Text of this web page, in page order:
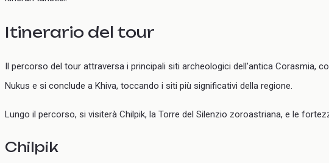
Itinerario del tour
Il percorso del tour attraversa i principali siti archeologici dell'antica Corasmia,
Nukus e si conclude a Khiva, toccando i siti più significativi della regione.
Lungo il percorso, si visiterà Chilpik, la Torre del Silenzio zoroastriana, e le
Chilpik